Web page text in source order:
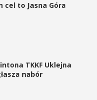
cel to Jasna Góra
TKKF Uklejna
nabór